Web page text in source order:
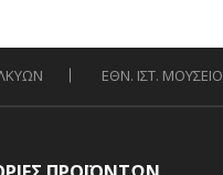
11.00€.είναι:
9.90€.
ΕΘΝ. ΙΣΤ. ΜΟΥΣΕΙΟ